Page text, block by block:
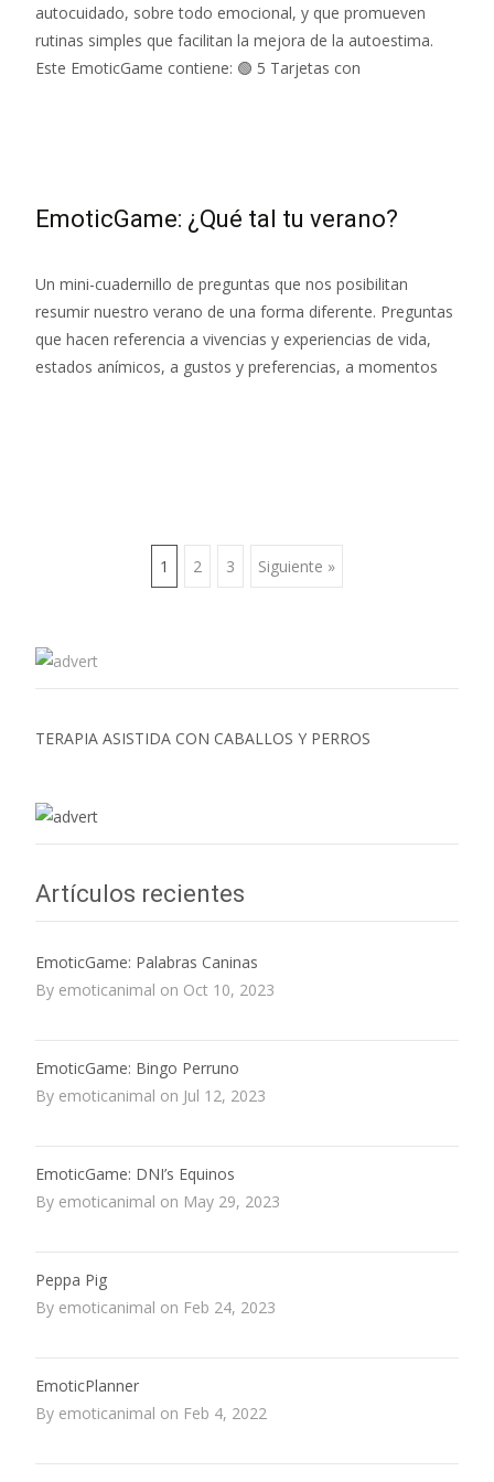
autocuidado, sobre todo emocional, y que promueven
rutinas simples que facilitan la mejora de la autoestima.
Este EmoticGame contiene: 🟢 5 Tarjetas con
EmoticGame: ¿Qué tal tu verano?
Un mini-cuadernillo de preguntas que nos posibilitan
resumir nuestro verano de una forma diferente. Preguntas
que hacen referencia a vivencias y experiencias de vida,
estados anímicos, a gustos y preferencias, a momentos
1 2 3 Siguiente »
TERAPIA ASISTIDA CON CABALLOS Y PERROS
Artículos recientes
EmoticGame: Palabras Caninas
By emoticanimal on Oct 10, 2023
EmoticGame: Bingo Perruno
By emoticanimal on Jul 12, 2023
EmoticGame: DNI’s Equinos
By emoticanimal on May 29, 2023
Peppa Pig
By emoticanimal on Feb 24, 2023
EmoticPlanner
By emoticanimal on Feb 4, 2022